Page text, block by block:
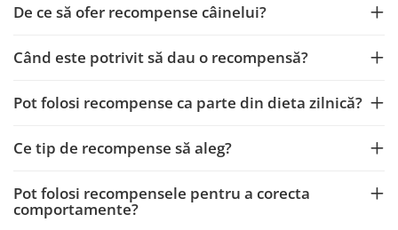
De ce să ofer recompense câinelui?
Când este potrivit să dau o recompensă?
Pot folosi recompense ca parte din dieta zilnică?
Ce tip de recompense să aleg?
Pot folosi recompensele pentru a corecta
comportamente?